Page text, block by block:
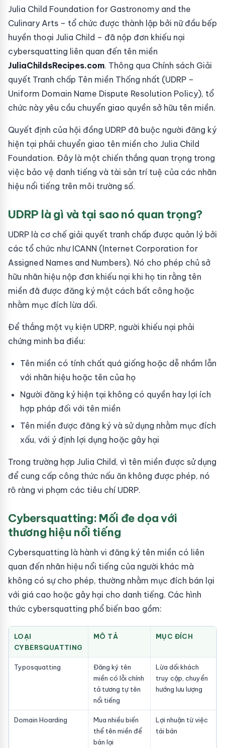
Julia Child Foundation for Gastronomy and the
Culinary Arts – tổ chức được thành lập bởi nữ đầu bếp
huyền thoại Julia Child – đã nộp đơn khiếu nại
cybersquatting liên quan đến tên miền
JuliaChildsRecipes.com. Thông qua Chính sách Giải
quyết Tranh chấp Tên miền Thống nhất (UDRP –
Uniform Domain Name Dispute Resolution Policy), tổ
chức này yêu cầu chuyển giao quyền sở hữu tên miền.
Quyết định của hội đồng UDRP đã buộc người đăng ký
hiện tại phải chuyển giao tên miền cho Julia Child
Foundation. Đây là một chiến thắng quan trọng trong
việc bảo vệ danh tiếng và tài sản trí tuệ của các nhãn
hiệu nổi tiếng trên môi trường số.
UDRP là gì và tại sao nó quan trọng?
UDRP là cơ chế giải quyết tranh chấp được quản lý bởi
các tổ chức như ICANN (Internet Corporation for
Assigned Names and Numbers). Nó cho phép chủ sở
hữu nhãn hiệu nộp đơn khiếu nại khi họ tin rằng tên
miền đã được đăng ký một cách bất công hoặc
nhằm mục đích lừa dối.
Để thắng một vụ kiện UDRP, người khiếu nại phải
chứng minh ba điều:
Tên miền có tính chất quá giống hoặc dễ nhầm lẫn
với nhãn hiệu hoặc tên của họ
Người đăng ký hiện tại không có quyền hay lợi ích
hợp pháp đối với tên miền
Tên miền được đăng ký và sử dụng nhằm mục đích
xấu, với ý định lợi dụng hoặc gây hại
Trong trường hợp Julia Child, vì tên miền được sử dụng
để cung cấp công thức nấu ăn không được phép, nó
rõ ràng vi phạm các tiêu chí UDRP.
Cybersquatting: Mối đe dọa với
thương hiệu nổi tiếng
Cybersquatting là hành vi đăng ký tên miền có liên
quan đến nhãn hiệu nổi tiếng của người khác mà
không có sự cho phép, thường nhằm mục đích bán lại
với giá cao hoặc gây hại cho danh tiếng. Các hình
thức cybersquatting phổ biến bao gồm:
LOẠI
CYBERSQUATTING
MÔ TẢ MỤC ĐÍCH
Typosquatting
Đăng ký tên
miền có lỗi chính
tả tương tự tên
nổi tiếng
Lừa dối khách
truy cập, chuyển
hướng lưu lượng
Domain Hoarding
Mua nhiều biến
thể tên miền để
bán lại
Lợi nhuận từ việc
tái bán